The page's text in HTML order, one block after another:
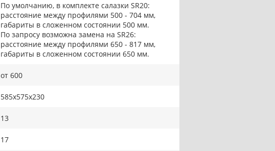
По умолчанию, в комплекте салазки SR20:
расстояние между профилями 500 - 704 мм,
габариты в сложенном состоянии 500 мм.
По запросу возможна замена на SR26:
расстояние между профилями 650 - 817 мм,
габариты в сложенном состоянии 650 мм.
от 600
585x575x230
13
17